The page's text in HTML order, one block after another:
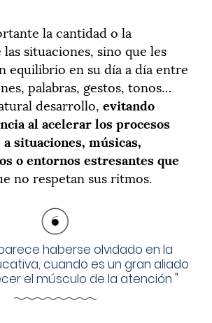
la cantidad o la
situaciones, sino que les
equilibrio en su día a día entre
palabras, gestos, tonos…
desarrollo, evitando
al acelerar los procesos
situaciones, músicas,
o entornos estresantes que
no respetan sus ritmos.
haberse olvidado en la
cuando es un gran aliado
el músculo de la atención "